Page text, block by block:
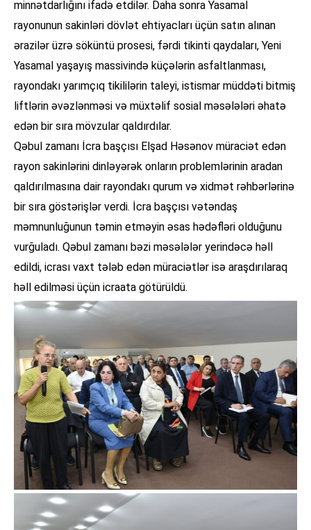
minnətdarlığını ifadə etdilər. Daha sonra Yasamal
rayonunun sakinləri dövlət ehtiyacları üçün satın alınan
ərazilər üzrə söküntü prosesi, fərdi tikinti qaydaları, Yeni
Yasamal yaşayış massivində küçələrin asfaltlanması,
rayondakı yarımçıq tikililərin taleyi, istismar müddəti bitmiş
liftlərin əvəzlənməsi və müxtəlif sosial məsələləri əhatə
edən bir sıra mövzular qaldırdılar.
Qəbul zamanı İcra başçısı Elşad Həsənov müraciət edən
rayon sakinlərini dinləyərək onların problemlərinin aradan
qaldırılmasına dair rayondakı qurum və xidmət rəhbərlərinə
bir sıra göstərişlər verdi. İcra başçısı vətəndaş
məmnunluğunun təmin etməyin əsas hədəfləri olduğunu
vurğuladı. Qəbul zamanı bəzi məsələlər yerindəcə həll
edildi, icrası vaxt tələb edən müraciətlər isə araşdırılaraq
həll edilməsi üçün icraata götürüldü.